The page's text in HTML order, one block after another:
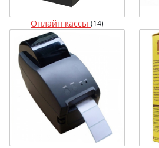
Онлайн кассы (14)